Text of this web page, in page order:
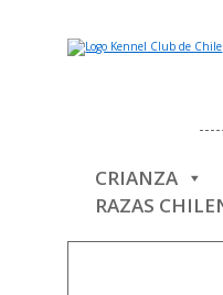
CRIANZA
RAZAS